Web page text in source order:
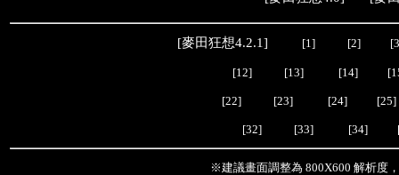
[麥田狂想4.2.1] [1] [2]
[12] [13] [14]
[22] [23] [24] [25]
[32] [33] [34]
※建議畫面調整為 800X600 解析度